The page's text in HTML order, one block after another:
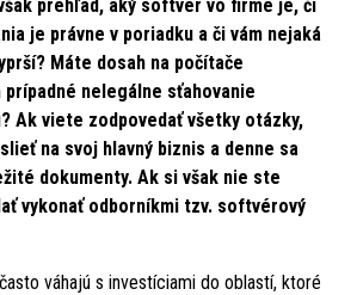
prehľad, aký softvér vo firme je, či
je právne v poriadku a či vám nejaká
Máte dosah na počítače
nelegálne sťahovanie
Ak viete zodpovedať všetky otázky,
na svoj hlavný biznis a denne sa
dokumenty. Ak si však nie ste
vykonať odborníkmi tzv. softvérový
váhajú s investíciami do oblastí, ktoré